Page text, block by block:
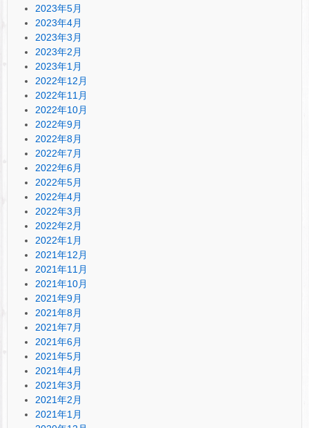
2023年5月
2023年4月
2023年3月
2023年2月
2023年1月
2022年12月
2022年11月
2022年10月
2022年9月
2022年8月
2022年7月
2022年6月
2022年5月
2022年4月
2022年3月
2022年2月
2022年1月
2021年12月
2021年11月
2021年10月
2021年9月
2021年8月
2021年7月
2021年6月
2021年5月
2021年4月
2021年3月
2021年2月
2021年1月